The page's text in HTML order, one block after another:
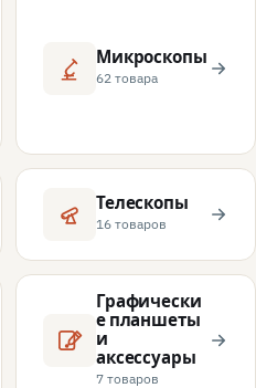
Микроскопы
62 товара
Телескопы
16 товаров
Графически
е планшеты
и
аксессуары
7 товаров